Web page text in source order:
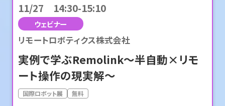
11/27 14:30-15:10
ウェビナー
リモートロボティクス株式会社
実例で学ぶRemolink～半自動×リモ
ート操作の現実解～
国際ロボット展 無料